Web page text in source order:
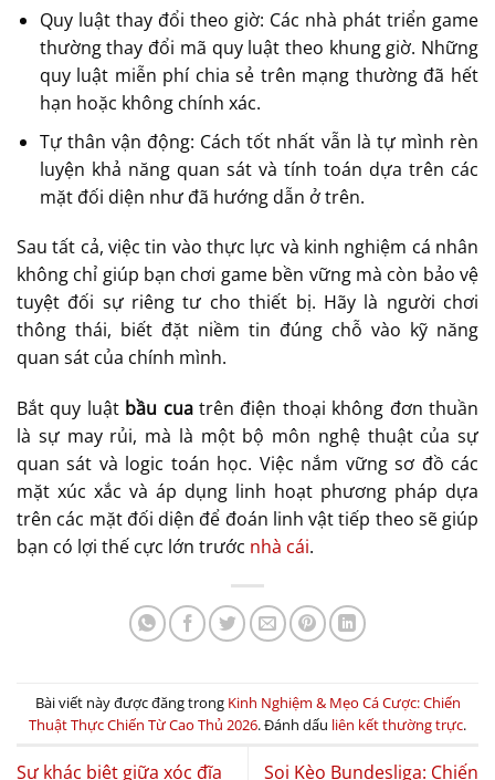
Quy luật thay đổi theo giờ: Các nhà phát triển game
thường thay đổi mã quy luật theo khung giờ. Những
quy luật miễn phí chia sẻ trên mạng thường đã hết
hạn hoặc không chính xác.
Tự thân vận động: Cách tốt nhất vẫn là tự mình rèn
luyện khả năng quan sát và tính toán dựa trên các
mặt đối diện như đã hướng dẫn ở trên.
Sau tất cả, việc tin vào thực lực và kinh nghiệm cá nhân
không chỉ giúp bạn chơi game bền vững mà còn bảo vệ
tuyệt đối sự riêng tư cho thiết bị. Hãy là người chơi
thông thái, biết đặt niềm tin đúng chỗ vào kỹ năng
quan sát của chính mình.
Bắt quy luật bầu cuatrên điện thoại không đơn thuần
là sự may rủi, mà là một bộ môn nghệ thuật của sự
quan sát và logic toán học. Việc nắm vững sơ đồ các
mặt xúc xắc và áp dụng linh hoạt phương pháp dựa
trên các mặt đối diện để đoán linh vật tiếp theo sẽ giúp
bạn có lợi thế cực lớn trước nhà cái.
Bài viết này được đăng trong Kinh Nghiệm & Mẹo Cá Cược: Chiến
Thuật Thực Chiến Từ Cao Thủ 2026. Đánh dấu liên kết thường trực.
Sự khác biệt giữa xóc đĩa
Soi Kèo Bundesliga: Chiến